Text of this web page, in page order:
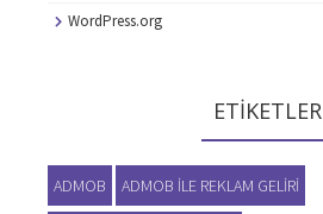
WordPress.org
ETIKETLER
ADMOB ADMOB ILE REKLAM GELIRI